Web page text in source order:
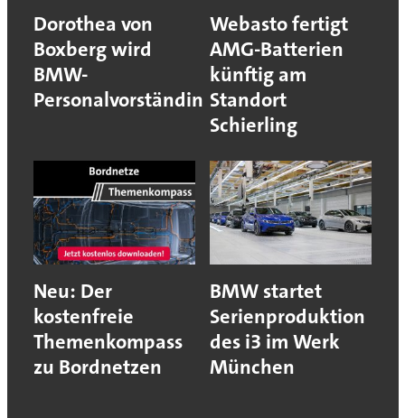
Dorothea von
Boxberg wird
BMW-
Personalvorständin
Webasto fertigt
AMG-Batterien
künftig am
Standort
Schierling
Neu: Der
kostenfreie
Themenkompass
zu Bordnetzen
BMW startet
Serienproduktion
des i3 im Werk
München